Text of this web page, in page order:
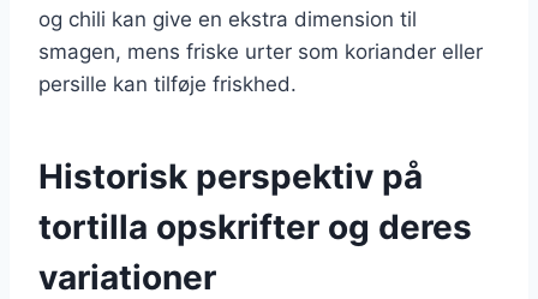
og chili kan give en ekstra dimension til
smagen, mens friske urter som koriander eller
persille kan tilføje friskhed.
Historisk perspektiv på
tortilla opskrifter og deres
variationer